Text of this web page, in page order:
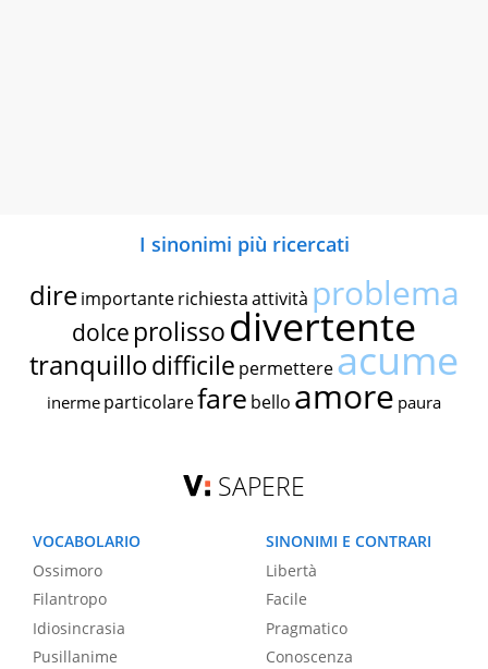
I sinonimi più ricercati
dire importante richiestaattività problema
dolce prolissodivertente
tranquillodifficile permettereacume
inerme particolarefare bello amore paura
SAPERE
VOCABOLARIO
Ossimoro
Filantropo
Idiosincrasia
Pusillanime
SINONIMI E CONTRARI
Libertà
Facile
Pragmatico
Conoscenza